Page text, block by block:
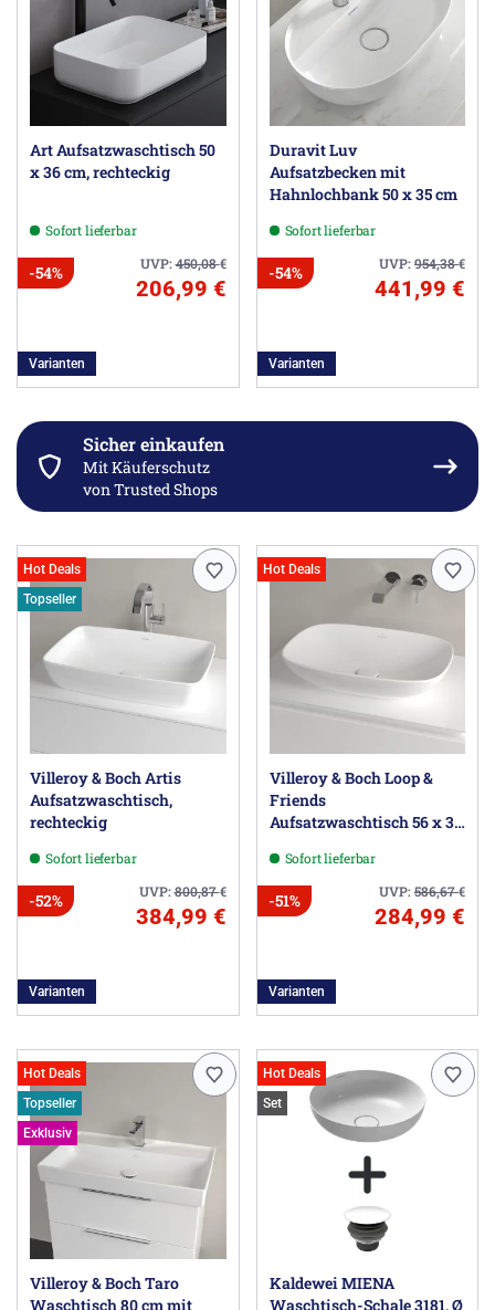
Art Aufsatzwaschtisch 50
x 36 cm, rechteckig
Sofort lieferbar
UVP:450,08€
-54%
206,99 €
Varianten
Duravit Luv
Aufsatzbecken mit
Hahnlochbank 50 x 35 cm
Sofort lieferbar
UVP:954,38€
-54%
441,99 €
Varianten
Sicher einkaufen
Mit Käuferschutz
von Trusted Shops
Hot Deals
Topseller
Villeroy & Boch Artis
Aufsatzwaschtisch,
rechteckig
Sofort lieferbar
UVP:800,87€
-52%
384,99 €
Varianten
Hot Deals
Villeroy & Boch Loop &
Friends
Aufsatzwaschtisch 56 x 38
Sofort lieferbar
UVP:586,67€
-51%
284,99 €
Varianten
Hot Deals
Topseller
Exklusiv
Villeroy & Boch Taro
Waschtisch 80 cm mit
Hot Deals
Set
Kaldewei MIENA
Waschtisch-Schale 3181, Ø